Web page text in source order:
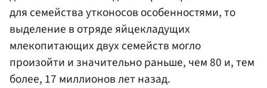
для семейства утконосов особенностями, то
выделение в отряде яйцекладущих
млекопитающих двух семейств могло
произойти и значительно раньше, чем 80 и, тем
более, 17 миллионов лет назад.